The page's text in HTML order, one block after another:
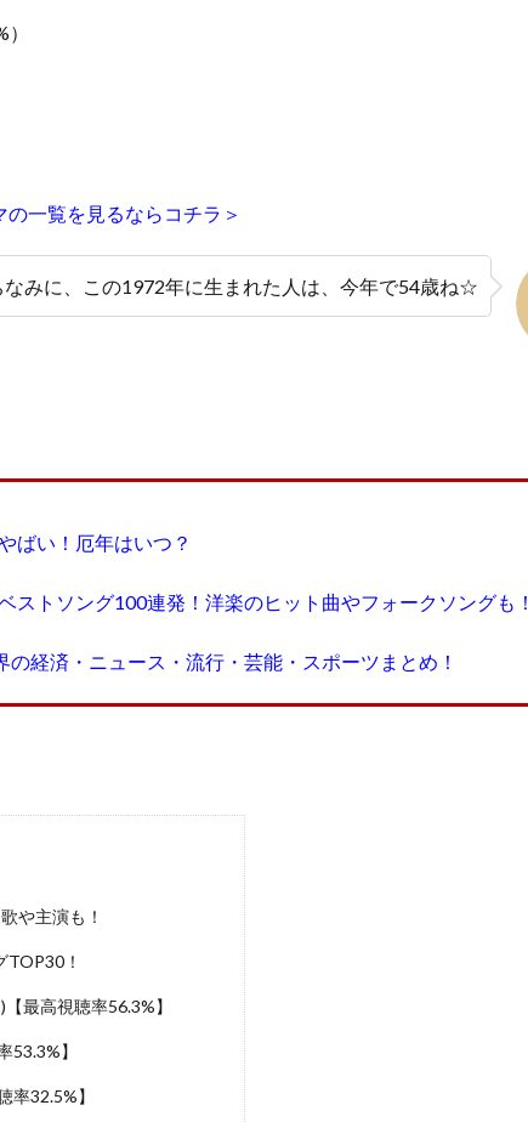
一覧を見るならコチラ＞
なみに、この1972年に生まれた人は、今年で54歳ね☆
ばい！厄年はいつ？
ストソング100連発！洋楽のヒット曲やフォークソングも！
経済・ニュース・流行・芸能・スポーツまとめ！
や主演も！
！
最高視聴率56.3%】
53.3%】
率32.5%】